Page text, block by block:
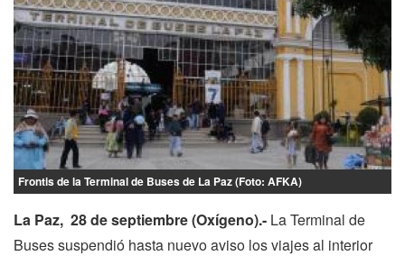
Frontis de la Terminal de Buses de La Paz (Foto: AFKA)
La Paz, 28 de septiembre (Oxígeno).- La Terminal de
Buses suspendió hasta nuevo aviso los viajes al interior